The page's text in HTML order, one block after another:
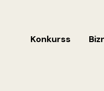
Konkurss